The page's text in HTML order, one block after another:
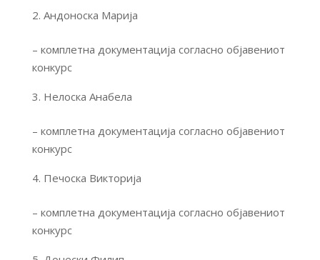
Андоноска Марија
– комплетна документација согласно објавениот
конкурс
Нелоска Анабела
– комплетна документација согласно објавениот
конкурс
Печоска Викторија
– комплетна документација согласно објавениот
конкурс